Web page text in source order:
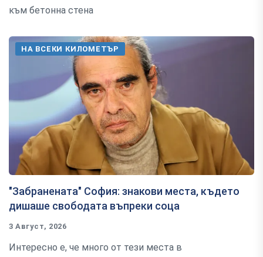
към бетонна стена
НА ВСЕКИ КИЛОМЕТЪР
"Забранената" София: знакови места, където
дишаше свободата въпреки соца
3 Август, 2026
Интересно е, че много от тези места в